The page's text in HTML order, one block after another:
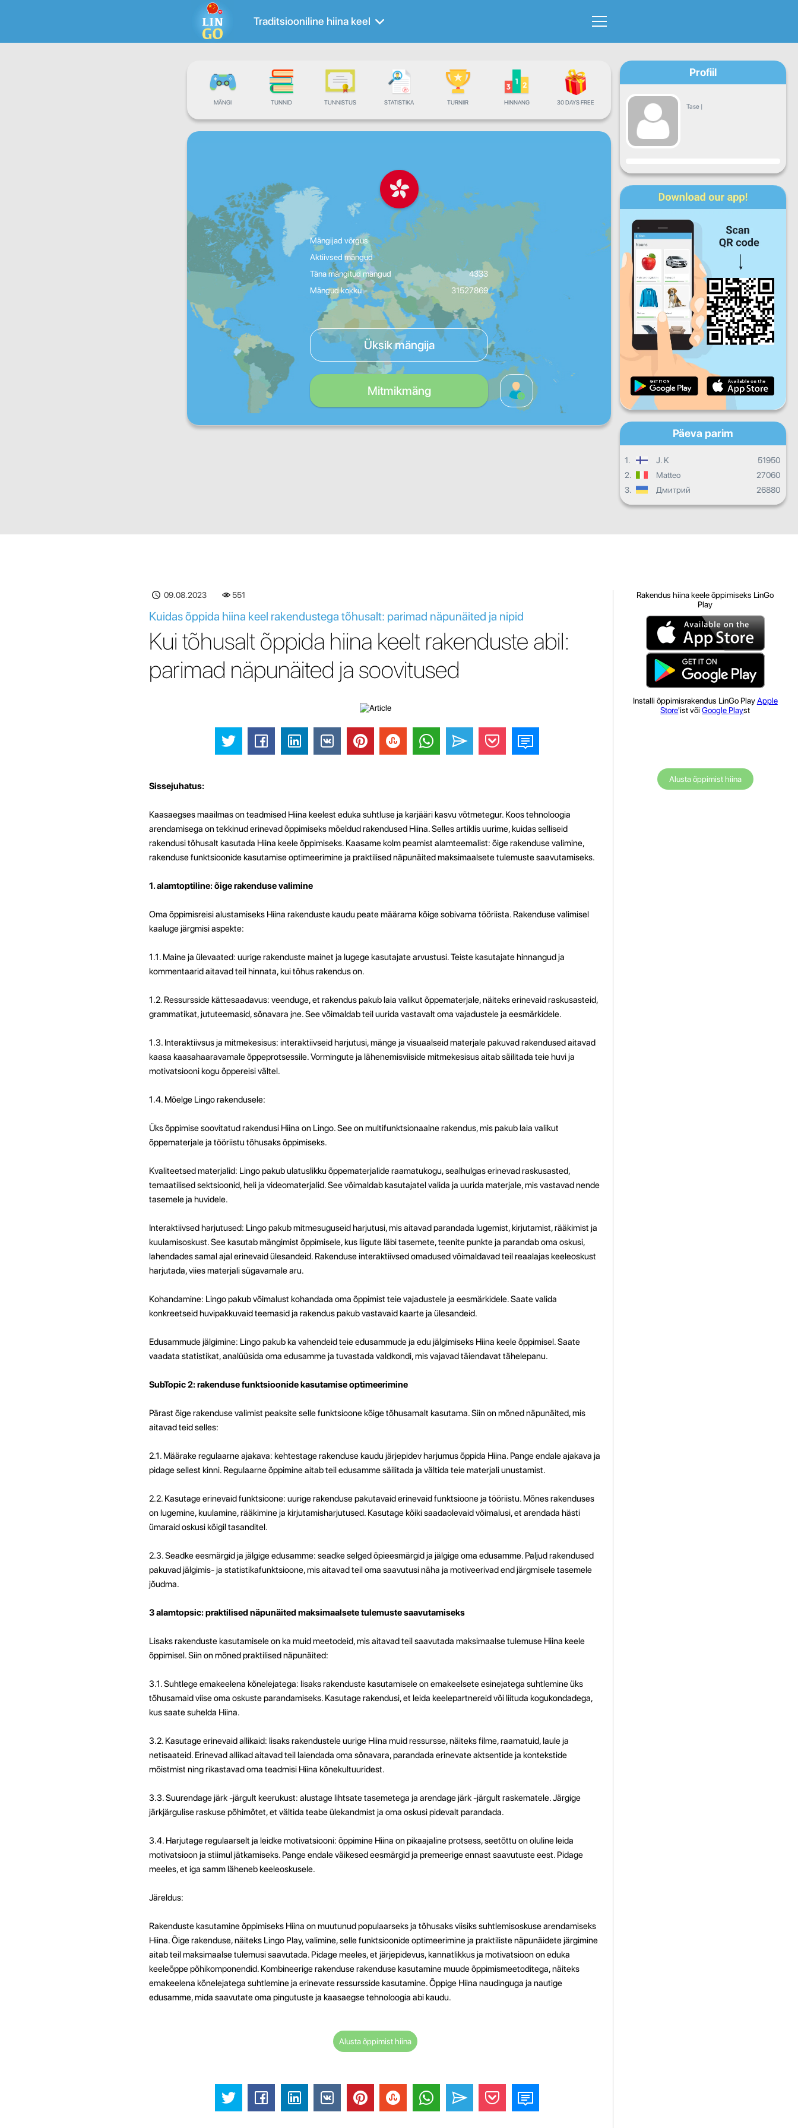
Traditsiooniline hiina keel
MÄNGI TUNNID TUNNISTUS STATISTIKA TURNIIR HINNANG 30 DAYS FREE
Mängijad võrgus
Aktiivsed mängud
Täna mängitud mängud
4333
Mängud kokku
31527869
Üksik mängija
Mitmikmäng
Profiil
Tase |
Progress
K
L P
Igapäevane areng
Igakuised edusammud
Üldine areng
Päeva parim
1. J. K
51950
2.
Matteo
27060
3.
Дмитрий 26880
09.08.2023 551
Kuidas õppida hiina keel rakendustega tõhusalt: parimad näpunäited ja nipid
Kui tõhusalt õppida hiina keelt rakenduste abil:
parimad näpunäited ja soovitused
Sissejuhatus:
Kaasaegses maailmas on teadmised Hiina keelest eduka suhtluse ja karjääri kasvu võtmetegur. Koos tehnoloogia
arendamisega on tekkinud erinevad õppimiseks mõeldud rakendused Hiina. Selles artiklis uurime, kuidas selliseid
rakendusi tõhusalt kasutada Hiina keele õppimiseks. Kaasame kolm peamist alamteemalist: õige rakenduse valimine,
rakenduse funktsioonide kasutamise optimeerimine ja praktilised näpunäited maksimaalsete tulemuste saavutamiseks.
1. alamtoptiline: õige rakenduse valimine
Oma õppimisreisi alustamiseks Hiina rakenduste kaudu peate määrama kõige sobivama tööriista. Rakenduse valimisel
kaaluge järgmisi aspekte:
1.1. Maine ja ülevaated: uurige rakenduste mainet ja lugege kasutajate arvustusi. Teiste kasutajate hinnangud ja
kommentaarid aitavad teil hinnata, kui tõhus rakendus on.
1.2. Ressursside kättesaadavus: veenduge, et rakendus pakub laia valikut õppematerjale, näiteks erinevaid raskusasteid,
grammatikat, jututeemasid, sõnavara jne. See võimaldab teil uurida vastavalt oma vajadustele ja eesmärkidele.
1.3. Interaktiivsus ja mitmekesisus: interaktiivseid harjutusi, mänge ja visuaalseid materjale pakuvad rakendused aitavad
kaasa kaasahaaravamale õppeprotsessile. Vormingute ja lähenemisviiside mitmekesisus aitab säilitada teie huvi ja
motivatsiooni kogu õppereisi vältel.
1.4. Mõelge Lingo rakendusele:
Üks õppimise soovitatud rakendusi Hiina on Lingo. See on multifunktsionaalne rakendus, mis pakub laia valikut
õppematerjale ja tööriistu tõhusaks õppimiseks.
Kvaliteetsed materjalid: Lingo pakub ulatuslikku õppematerjalide raamatukogu, sealhulgas erinevad raskusasted,
temaatilised sektsioonid, heli ja videomaterjalid. See võimaldab kasutajatel valida ja uurida materjale, mis vastavad nende
tasemele ja huvidele.
Interaktiivsed harjutused: Lingo pakub mitmesuguseid harjutusi, mis aitavad parandada lugemist, kirjutamist, rääkimist ja
kuulamisoskust. See kasutab mängimist õppimisele, kus liigute läbi tasemete, teenite punkte ja parandab oma oskusi,
lahendades samal ajal erinevaid ülesandeid. Rakenduse interaktiivsed omadused võimaldavad teil reaalajas keeleoskust
harjutada, viies materjali sügavamale aru.
Kohandamine: Lingo pakub võimalust kohandada oma õppimist teie vajadustele ja eesmärkidele. Saate valida
konkreetseid huvipakkuvaid teemasid ja rakendus pakub vastavaid kaarte ja ülesandeid.
Edusammude jälgimine: Lingo pakub ka vahendeid teie edusammude ja edu jälgimiseks Hiina keele õppimisel. Saate
vaadata statistikat, analüüsida oma edusamme ja tuvastada valdkondi, mis vajavad täiendavat tähelepanu.
SubTopic 2: rakenduse funktsioonide kasutamise optimeerimine
Pärast õige rakenduse valimist peaksite selle funktsioone kõige tõhusamalt kasutama. Siin on mõned näpunäited, mis
aitavad teid selles:
2.1. Määrake regulaarne ajakava: kehtestage rakenduse kaudu järjepidev harjumus õppida Hiina. Pange endale ajakava ja
pidage sellest kinni. Regulaarne õppimine aitab teil edusamme säilitada ja vältida teie materjali unustamist.
2.2. Kasutage erinevaid funktsioone: uurige rakenduse pakutavaid erinevaid funktsioone ja tööriistu. Mõnes rakenduses
on lugemine, kuulamine, rääkimine ja kirjutamisharjutused. Kasutage kõiki saadaolevaid võimalusi, et arendada hästi
ümaraid oskusi kõigil tasanditel.
2.3. Seadke eesmärgid ja jälgige edusamme: seadke selged õpieesmärgid ja jälgige oma edusamme. Paljud rakendused
pakuvad jälgimis- ja statistikafunktsioone, mis aitavad teil oma saavutusi näha ja motiveerivad end järgmisele tasemele
jõudma.
3 alamtopsic: praktilised näpunäited maksimaalsete tulemuste saavutamiseks
Lisaks rakenduste kasutamisele on ka muid meetodeid, mis aitavad teil saavutada maksimaalse tulemuse Hiina keele
õppimisel. Siin on mõned praktilised näpunäited:
3.1. Suhtlege emakeelena kõnelejatega: lisaks rakenduste kasutamisele on emakeelsete esinejatega suhtlemine üks
tõhusamaid viise oma oskuste parandamiseks. Kasutage rakendusi, et leida keelepartnereid või liituda kogukondadega,
kus saate suhelda Hiina.
3.2. Kasutage erinevaid allikaid: lisaks rakendustele uurige Hiina muid ressursse, näiteks filme, raamatuid, laule ja
netisaateid. Erinevad allikad aitavad teil laiendada oma sõnavara, parandada erinevate aktsentide ja kontekstide
mõistmist ning rikastavad oma teadmisi Hiina kõnekultuuridest.
3.3. Suurendage järk -järgult keerukust: alustage lihtsate tasemetega ja arendage järk -järgult raskematele. Järgige
järkjärgulise raskuse põhimõtet, et vältida teabe ülekandmist ja oma oskusi pidevalt parandada.
3.4. Harjutage regulaarselt ja leidke motivatsiooni: õppimine Hiina on pikaajaline protsess, seetõttu on oluline leida
motivatsioon ja stiimul jätkamiseks. Pange endale väikesed eesmärgid ja premeerige ennast saavutuste eest. Pidage
meeles, et iga samm läheneb keeleoskusele.
Järeldus:
Rakenduste kasutamine õppimiseks Hiina on muutunud populaarseks ja tõhusaks viisiks suhtlemisoskuse arendamiseks
Hiina. Õige rakenduse, näiteks Lingo Play, valimine, selle funktsioonide optimeerimine ja praktiliste näpunäidete järgimine
aitab teil maksimaalse tulemusi saavutada. Pidage meeles, et järjepidevus, kannatlikkus ja motivatsioon on eduka
keeleõppe põhikomponendid. Kombineerige rakenduse rakenduse kasutamine muude õppimismeetoditega, näiteks
emakeelena kõnelejatega suhtlemine ja erinevate ressursside kasutamine. Õppige Hiina naudinguga ja nautige
edusamme, mida saavutate oma pingutuste ja kaasaegse tehnoloogia abi kaudu.
Alusta õppimist hiina
Rakendus hiina keele õppimiseks LinGo
Play
Installi õppimisrakendus LinGo PlayApple
Store'ist võiGoogle Playst
Alusta õppimist hiina